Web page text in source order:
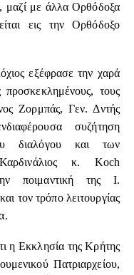
μαζί με άλλα Ορθόδοξα
εις την Ορθόδοξο
εξέφρασε την χαρά
τους
Ζορμπάς, Γεν. Δντής
συζήτηση
διαλόγου και των
κ. Koch
ποιμαντική της Ι.
τον τρόπο λειτουργίας
η Εκκλησία της Κρήτης
Πατριαρχείου,